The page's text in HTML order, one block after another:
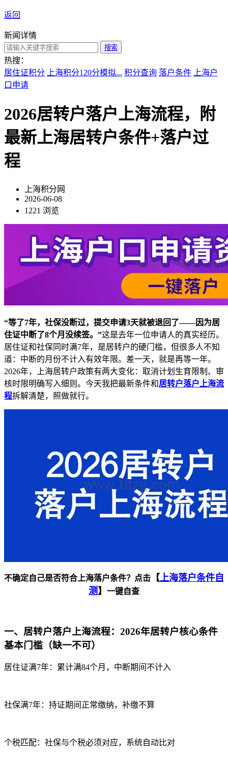
返回
新闻详情
搜索
热搜：
居住证积分
上海积分120分模拟... 积分查询 落户条件
上海户
口申请
2026居转户落户上海流程，附
最新上海居转户条件+落户过
程
上海积分网
2026-06-08
1221 浏览
“等了7年，社保没断过，提交申请3天就被退回了——因为居
住证中断了8个月没续签。”这是去年一位申请人的真实经历。
居住证和社保同时满7年，是居转户的硬门槛，但很多人不知
道：中断的月份不计入有效年限。差一天，就是再等一年。
2026年，上海居转户政策有两大变化：取消计划生育限制、审
核时限明确写入细则。今天我把最新条件和居转户落户上海流
程拆解清楚，照做就行。
不确定自己是否符合上海落户条件？点击 【 上海落户条件自
测 】 一键自查
一、居转户落户上海流程：2026年居转户核心条件
基本门槛（缺一不可）
居住证满7年：累计满84个月，中断期间不计入
社保满7年：持证期间正常缴纳，补缴不算
个税匹配：社保与个税必须对应，系统自动比对